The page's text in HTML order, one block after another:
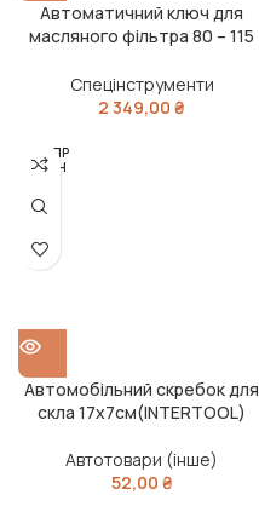
Автоматичний ключ для
масляного фільтра 80 – 115
Спецінструменти
2 349,00 ₴
РОЗПР
ОДАН
Автомобільний скребок для
скла 17х7см(INTERTOOL)
Автотовари (інше)
52,00 ₴